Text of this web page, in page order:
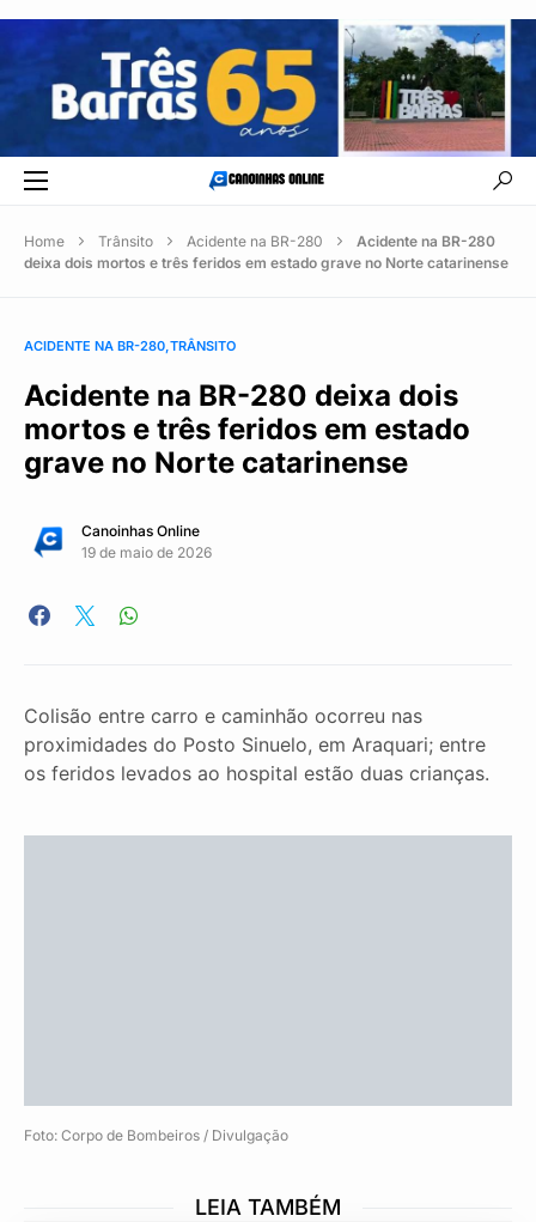
Home Trânsito Acidente na BR-280
Acidente na BR-280
deixa dois mortos e três feridos em estado grave no Norte catarinense
ACIDENTE NA BR-280 TRÂNSITO
Acidente na BR-280 deixa dois
mortos e três feridos em estado
grave no Norte catarinense
Canoinhas Online
19 de maio de 2026
Colisão entre carro e caminhão ocorreu nas
proximidades do Posto Sinuelo, em Araquari; entre
os feridos levados ao hospital estão duas crianças.
Foto: Corpo de Bombeiros / Divulgação
LEIA TAMBÉM